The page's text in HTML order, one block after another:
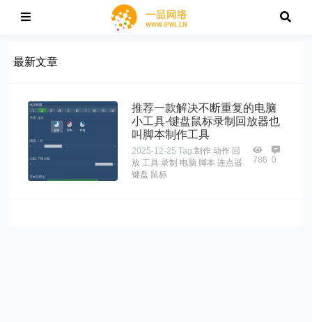
最新文章
推荐一款解决不断重复的电脑
小工具-键盘鼠标录制回放器也
叫脚本制作工具
2025-12-25 Tag:制作 动作 回
放 工具 录制 电脑 脚本 连点器
键盘 鼠标
786 0